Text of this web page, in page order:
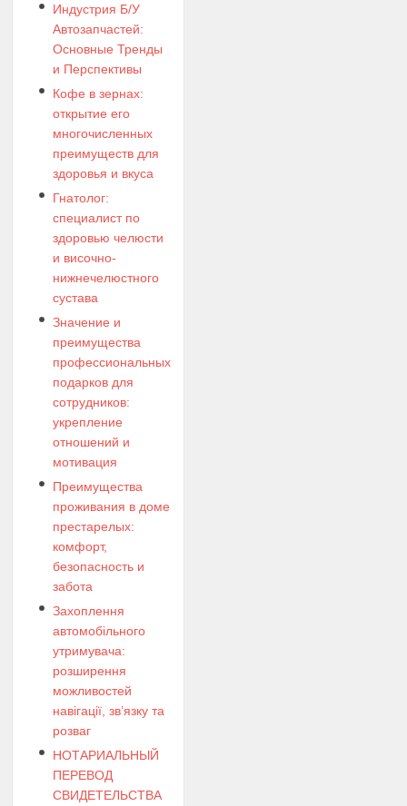
Индустрия Б/У
Автозапчастей:
Основные Тренды
и Перспективы
Кофе в зернах:
открытие его
многочисленных
преимуществ для
здоровья и вкуса
Гнатолог:
специалист по
здоровью челюсти
и височно-
нижнечелюстного
сустава
Значение и
преимущества
профессиональных
подарков для
сотрудников:
укрепление
отношений и
мотивация
Преимущества
проживания в доме
престарелых:
комфорт,
безопасность и
забота
Захоплення
автомобільного
утримувача:
розширення
можливостей
навігації, зв’язку та
розваг
НОТАРИАЛЬНЫЙ
ПЕРЕВОД
СВИДЕТЕЛЬСТВА